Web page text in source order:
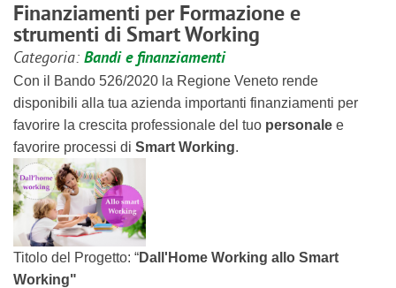
Finanziamenti per Formazione e
strumenti di Smart Working
Categoria: Bandi e finanziamenti
Con il Bando 526/2020 la Regione Veneto rende
disponibili alla tua azienda importanti finanziamenti per
favorire la crescita professionale del tuo personale e
favorire processi di Smart Working.
Titolo del Progetto: “Dall'Home Working allo Smart
Working"